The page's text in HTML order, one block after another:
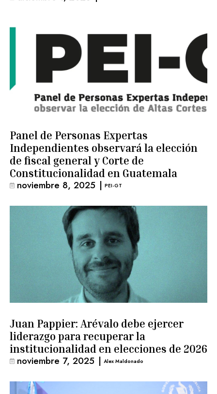
Panel de Personas Expertas
Independientes observará la elección
de fiscal general y Corte de
Constitucionalidad en Guatemala
noviembre 8, 2025 | PEI-GT
Juan Pappier: Arévalo debe ejercer
liderazgo para recuperar la
institucionalidad en elecciones de 2026
noviembre 7, 2025 | Alex Maldonado